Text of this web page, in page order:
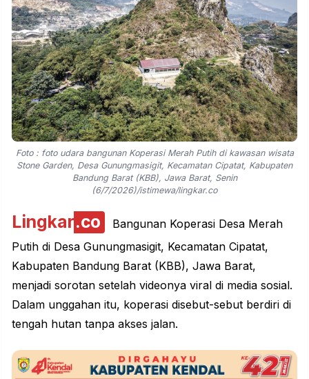
Foto : foto udara bangunan Koperasi Merah Putih di kawasan wisata
Stone Garden, Desa Gunungmasigit, Kecamatan Cipatat, Kabupaten
Bandung Barat (KBB), Jawa Barat, Senin
(6/7/2026)/istimewa/lingkar.co
Lingkar.co Bangunan Koperasi Desa Merah
Putih di Desa Gunungmasigit, Kecamatan Cipatat,
Kabupaten Bandung Barat (KBB), Jawa Barat,
menjadi sorotan setelah videonya viral di media sosial.
Dalam unggahan itu, koperasi disebut-sebut berdiri di
tengah hutan tanpa akses jalan.